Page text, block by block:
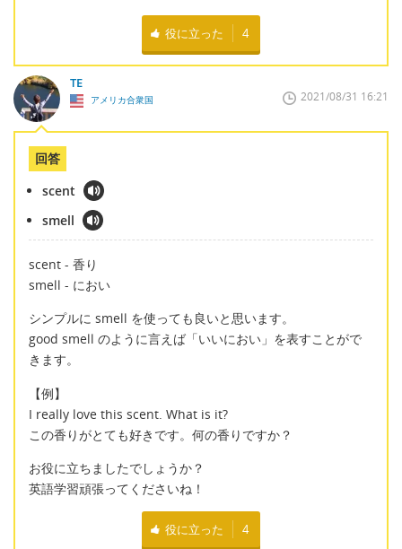
役に立った 4
TE
アメリカ合衆国 2021/08/31 16:21
回答
scent
smell
scent - 香り
smell - におい
シンプルに smell を使っても良いと思います。
good smell のように言えば「いいにおい」を表すことがで
きます。
【例】
I really love this scent. What is it?
この香りがとても好きです。何の香りですか？
お役に立ちましたでしょうか？
英語学習頑張ってくださいね！
役に立った 4